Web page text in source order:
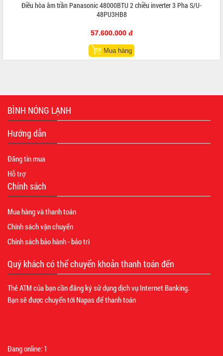
Điều hòa âm trần Panasonic 48000BTU 2 chiều inverter 3 Pha S/U-
48PU3HB8
57.600.000 đ
Mua hàng
BÌNH NÓNG LẠNH
Hướng dẫn
Đăng tin mua
Hỗ trợ
Chính sách
Mua hàng và thanh toán
Chính sách vận chuyển
Chính sách bảo hành - bảo trì
Quý khách có thể chuyển khoản thanh toán đến
Thẻ ATM của bạn cần đăng ký sử dụng dịch vụ Internet Banking.
Bạn sẽ được chuyển tới Napas để thanh toán
Đang online: 1